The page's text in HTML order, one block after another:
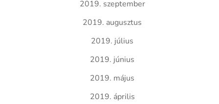
2019. szeptember
2019. augusztus
2019. július
2019. június
2019. május
2019. április